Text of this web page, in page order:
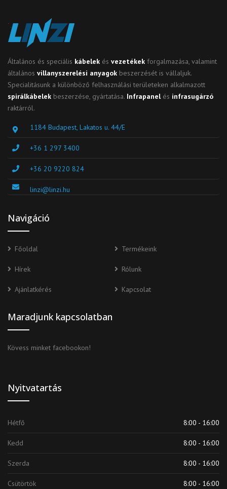
Általános és speciális kábelek és vezetékek forgalmazása, valamint
általános villanyszerelési anyagok beszerzését is vállaljuk.
Specialitásunk a különböző felhasználási területeken alkalmazott
spirálkábelek beszerzése, gyártatása. Infrapanel és infrasugárzó
raktárról.
1184 Budapest, Lakatos u. 44/E
+36 1 297 3400
+36 20 9220 824
linzi@linzi.hu
Navigáció
Főoldal Termékeink
Hírek Rólunk
Ajánlatkérés Kapcsolat
Maradjunk kapcsolatban
Kövess minket facebookon!
Nyitvatartás
Hétfő 8:00 - 16:00
Kedd 8:00 - 16:00
Szerda 8:00 - 16:00
Csütörtök 8:00 - 16:00